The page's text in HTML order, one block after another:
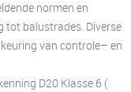
normen en
tot balustrades. Diverse
van controle– en
D20 Klasse 6 (